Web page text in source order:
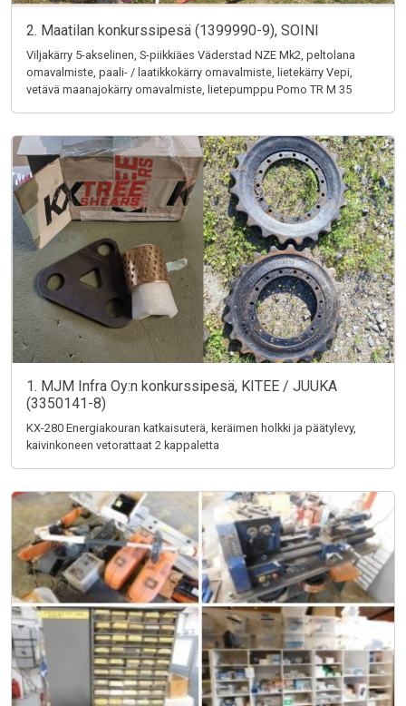
2. Maatilan konkurssipesä (1399990-9), SOINI
Viljakärry 5-akselinen, S-piikkiäes Väderstad NZE Mk2, peltolana
omavalmiste, paali- / laatikkokärry omavalmiste, lietekärry Vepi,
vetävä maanajokärry omavalmiste, lietepumppu Pomo TR M 35
1. MJM Infra Oy:n konkurssipesä, KITEE / JUUKA
(3350141-8)
KX-280 Energiakouran katkaisuterä, keräimen holkki ja päätylevy,
kaivinkoneen vetorattaat 2 kappaletta